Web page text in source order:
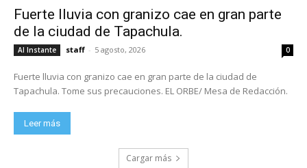
Fuerte lluvia con granizo cae en gran parte
de la ciudad de Tapachula.
Al Instante staff - 5 agosto, 2026 0
Fuerte lluvia con granizo cae en gran parte de la ciudad de
Tapachula. Tome sus precauciones. EL ORBE/ Mesa de Redacción.
Leer más
Cargar más